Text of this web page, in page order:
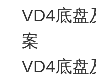
VD4底盘
案
VD4底盘